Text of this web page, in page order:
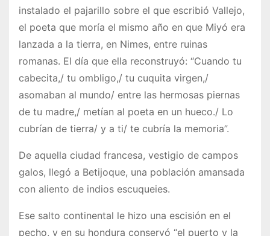
instalado el pajarillo sobre el que escribió Vallejo,
el poeta que moría el mismo año en que Miyó era
lanzada a la tierra, en Nimes, entre ruinas
romanas. El día que ella reconstruyó: “Cuando tu
cabecita,/ tu ombligo,/ tu cuquita virgen,/
asomaban al mundo/ entre las hermosas piernas
de tu madre,/ metían al poeta en un hueco./ Lo
cubrían de tierra/ y a ti/ te cubría la memoria”.
De aquella ciudad francesa, vestigio de campos
galos, llegó a Betijoque, una población amansada
con aliento de indios escuqueies.
Ese salto continental le hizo una escisión en el
pecho, y en su hondura conservó “el puerto y la